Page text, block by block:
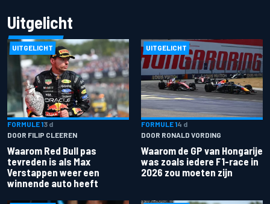
Uitgelicht
UITGELICHT
FORMULE 13 d
DOOR FILIP CLEEREN
Waarom Red Bull pas
tevreden is als Max
Verstappen weer een
winnende auto heeft
UITGELICHT
FORMULE 14 d
DOOR RONALD VORDING
Waarom de GP van Hongarije
was zoals iedere F1-race in
2026 zou moeten zijn